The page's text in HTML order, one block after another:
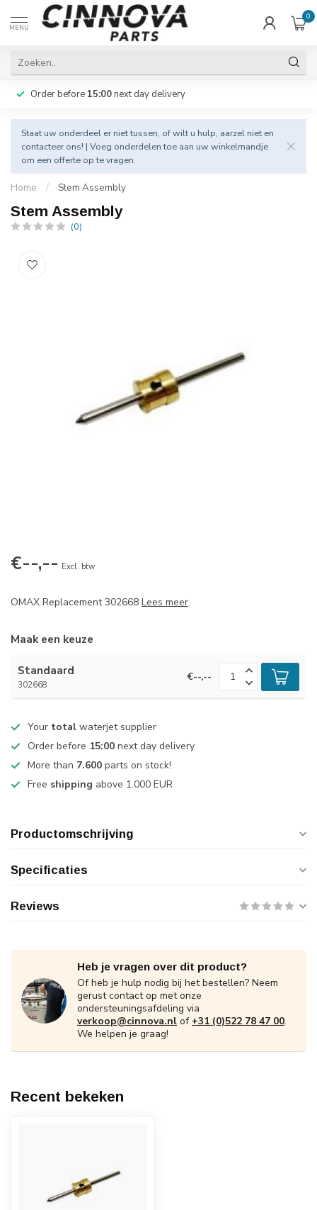
MENU
0
Order before 15:00next day delivery
Staat uw onderdeel er niet tussen, of wilt u hulp, aarzel niet en
contacteer ons! | Voeg onderdelen toe aan uw winkelmandje
om een offerte op te vragen.
Home / Stem Assembly
Stem Assembly
(0)
€--,-- Excl. btw
OMAX Replacement 302668 Lees meer.
Maak een keuze
Standaard
302668
€--,--
Your total waterjet supplier
Order before 15:00 next day delivery
More than 7.600 parts on stock!
Free shipping above 1.000 EUR
Productomschrijving
Specificaties
Reviews
Heb je vragen over dit product?
Of heb je hulp nodig bij het bestellen? Neem
gerust contact op met onze
ondersteuningsafdeling via
verkoop@cinnova.nl of +31 (0)522 78 47 00.
We helpen je graag!
Recent bekeken